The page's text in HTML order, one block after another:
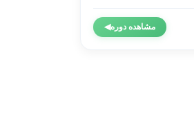
مشاهده دوره◀